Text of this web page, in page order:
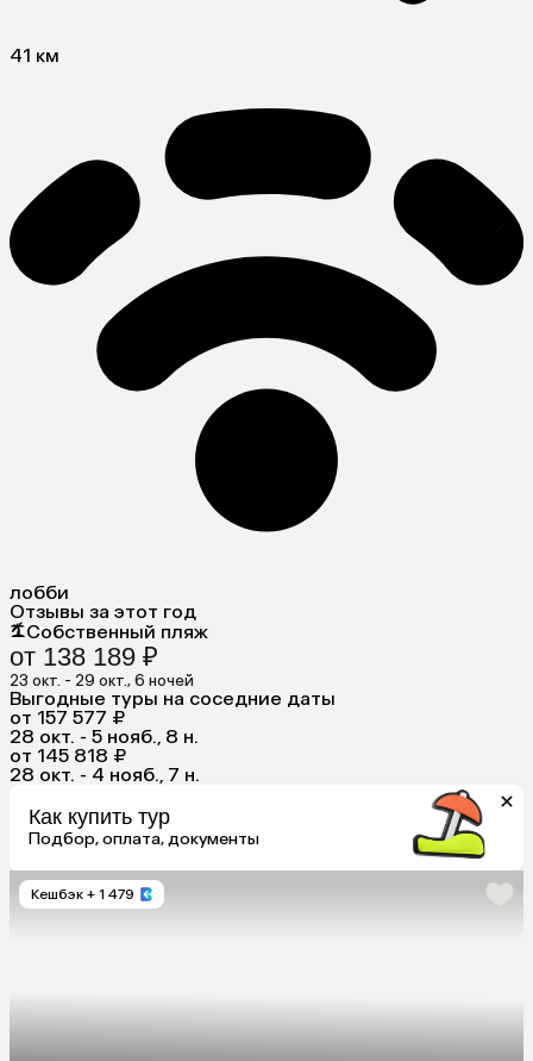
41 км
лобби
Отзывы за этот год
Собственный пляж
от 138 189 ₽
23 окт. - 29 окт., 6 ночей
Выгодные туры на соседние даты
от 157 577 ₽
28 окт. - 5 нояб., 8 н.
от 145 818 ₽
28 окт. - 4 нояб., 7 н.
Как купить тур
Подбор, оплата, документы
Кешбэк + 1 479